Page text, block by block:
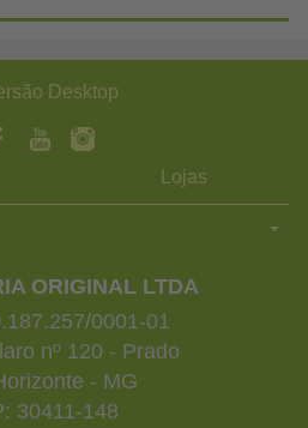
Desktop
Lojas
ORIGINAL LTDA
0001-01
nº 120 - Prado
- MG
30411-148